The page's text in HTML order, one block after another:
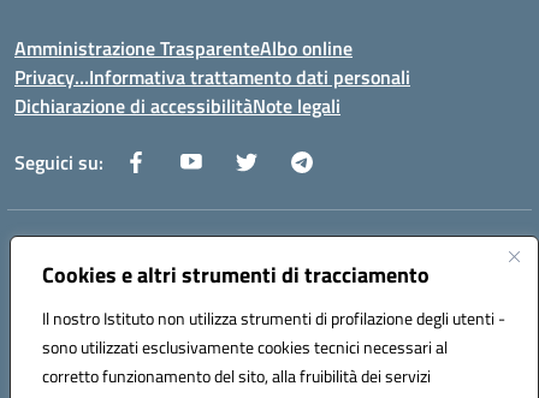
Cookies e altri strumenti di tracciamento
Il nostro Istituto non utilizza strumenti di profilazione degli utenti -
sono utilizzati esclusivamente cookies tecnici necessari al
corretto funzionamento del sito, alla fruibilità dei servizi
Amministrazione TrasparenteAlbo online
Privacy…Informativa trattamento dati personali
Dichiarazione di accessibilitàNote legali
Seguici su:
Indirizzo:
Centralino:089 201032 Email:saic88800v@istruzione.it
Codice fiscale: 80028930651
Codice meccanografico:
saic88800v
Codice unico di fatturazione (CUF): UFLEGP